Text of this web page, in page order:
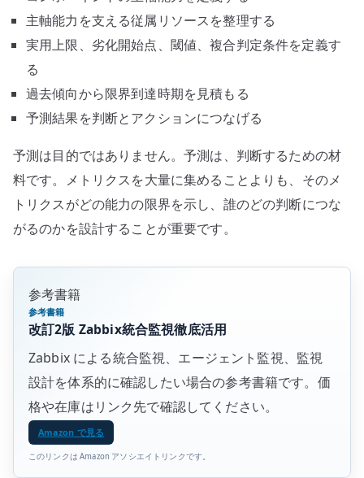
主軸能力を支える従属リソースを整理する
実用上限、劣化開始点、閾値、複合判定条件を定義す
る
過去傾向から限界到達時期を見積もる
予測結果を判断とアクションにつなげる
予測は目的ではありません。予測は、判断するための材
料です。メトリクスを大量に集めることよりも、そのメ
トリクスがどの能力の限界を示し、誰のどの判断につな
がるのかを設計することが重要です。
参考書籍
参考書籍
改訂2版 Zabbix統合監視徹底活用
Zabbix による統合監視、エージェント監視、監視
設計を体系的に確認したい場合の参考書籍です。価
格や在庫はリンク先で確認してください。
Amazon で見る
このリンクは Amazon アソシエイトリンクです。